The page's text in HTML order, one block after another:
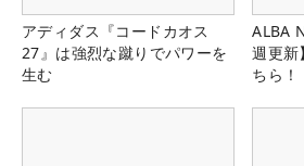
アディダス『コードカオス
27』は強烈な蹴りでパワーを
生む
ALBA
週更新
ちら！